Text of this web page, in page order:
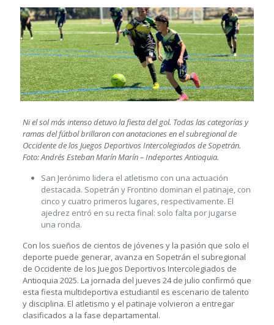
Ni el sol más intenso detuvo la fiesta del gol. Todas las categorías y
ramas del fútbol brillaron con anotaciones en el subregional de
Occidente de los Juegos Deportivos Intercolegiados de Sopetrán.
Foto: Andrés Esteban Marín Marín – Indeportes Antioquia.
San Jerónimo lidera el atletismo con una actuación
destacada. Sopetrán y Frontino dominan el patinaje, con
cinco y cuatro primeros lugares, respectivamente. El
ajedrez entró en su recta final: solo falta por jugarse
una ronda.
Con los sueños de cientos de jóvenes y la pasión que solo el
deporte puede generar, avanza en Sopetrán el subregional
de Occidente de los Juegos Deportivos Intercolegiados de
Antioquia 2025. La jornada del jueves 24 de julio confirmó que
esta fiesta multideportiva estudiantil es escenario de talento
y disciplina. El atletismo y el patinaje volvieron a entregar
clasificados a la fase departamental.